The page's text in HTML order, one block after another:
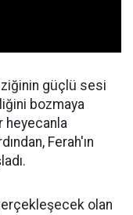
güçlü sesi
bozmaya
heyecanla
Ferah'ın
olan